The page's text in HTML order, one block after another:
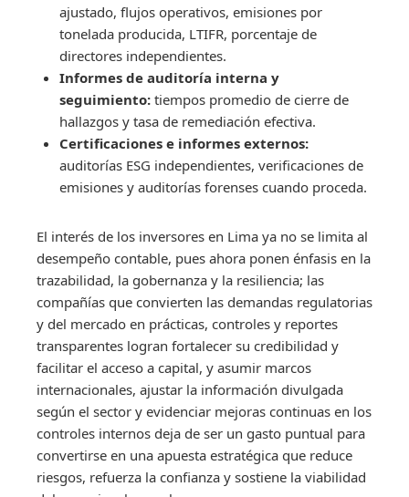
ajustado, flujos operativos, emisiones por
tonelada producida, LTIFR, porcentaje de
directores independientes.
Informes de auditoría interna y
seguimiento: tiempos promedio de cierre de
hallazgos y tasa de remediación efectiva.
Certificaciones e informes externos:
auditorías ESG independientes, verificaciones de
emisiones y auditorías forenses cuando proceda.
El interés de los inversores en Lima ya no se limita al
desempeño contable, pues ahora ponen énfasis en la
trazabilidad, la gobernanza y la resiliencia; las
compañías que convierten las demandas regulatorias
y del mercado en prácticas, controles y reportes
transparentes logran fortalecer su credibilidad y
facilitar el acceso a capital, y asumir marcos
internacionales, ajustar la información divulgada
según el sector y evidenciar mejoras continuas en los
controles internos deja de ser un gasto puntual para
convertirse en una apuesta estratégica que reduce
riesgos, refuerza la confianza y sostiene la viabilidad